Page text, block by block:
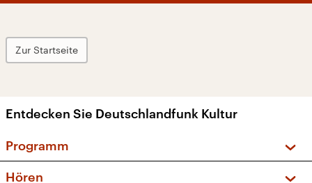
Zur Startseite
Entdecken Sie Deutschlandfunk Kultur
Programm
Hören